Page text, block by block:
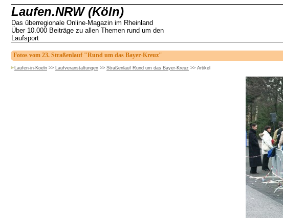
Laufen.NRW (Köln)
Das überregionale Online-Magazin im Rheinland
Über 10.000 Beiträge zu allen Themen rund um den
Laufsport
Fotos vom 23. Straßenlauf "Rund um das Bayer-Kreuz"
Laufen-in-Koeln >> Laufveranstaltungen >> Straßenlauf Rund um das Bayer-Kreuz >> Artikel